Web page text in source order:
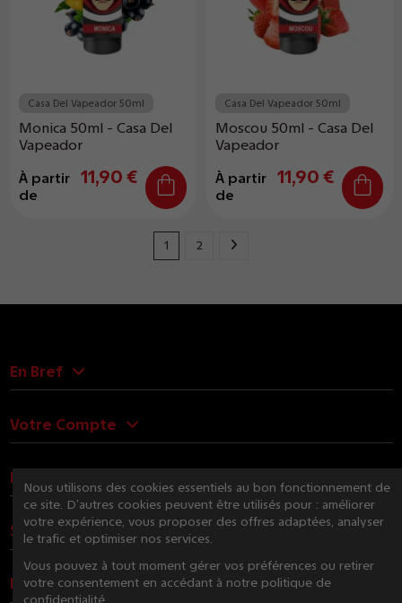
Casa Del Vapeador 50ml
Monica 50ml - Casa Del
Vapeador
À partir
de
11,90 €
Casa Del Vapeador 50ml
Moscou 50ml - Casa Del
Vapeador
À partir
de
11,90 €
1 2
En Bref
Votre Compte
Nous Contacter
Suivez-nous
Newsletter
Nous utilisons des cookies essentiels au bon fonctionnement de
ce site. D’autres cookies peuvent être utilisés pour : améliorer
votre expérience, vous proposer des offres adaptées, analyser
le trafic et optimiser nos services.
Vous pouvez à tout moment gérer vos préférences ou retirer
votre consentement en accédant à notre politique de
confidentialité.